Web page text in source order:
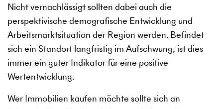
Nicht vernachlässigt sollten dabei auch die
perspektivische demografische Entwicklung und
Arbeitsmarktsituation der Region werden. Befindet
sich ein Standort langfristig im Aufschwung, ist dies
immer ein guter Indikator für eine positive
Wertentwicklung.
Wer Immobilien kaufen möchte sollte sich an